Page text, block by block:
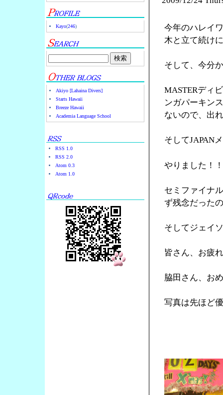
Kayo(246)
Akiyo [Lahaina Divers]
Starts Hawaii
Breeze Hawaii
Academia Language School
RSS 1.0
RSS 2.0
Atom 0.3
Atom 1.0
今年のハレイ
木と立て続け
そして、今分
MASTERディ
ンガパーキン
ないので、出
そしてJAPAN
やりました！
セミファイナ
ず残念だった
そしてジェイ
皆さん、お疲
脇田さん、お
写真は先ほど